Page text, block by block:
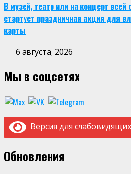
В музей, театр или на концерт всей
стартует праздничная акция для
карты
6 августа, 2026
Мы в соцсетях
Версия для слабовидящих
Обновления